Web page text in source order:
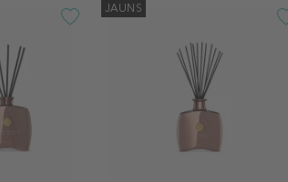
JAUNS